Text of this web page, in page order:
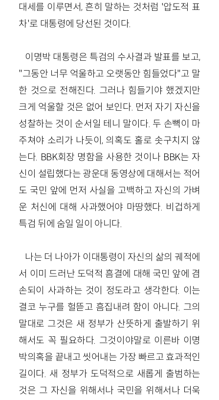
대세를 이루면서, 흔히 말하는 것처럼 '압도적 표
차'로 대통령에 당선된 것이다.
이명박 대통령은 특검의 수사결과 발표를 보고,
"그동안 너무 억울하고 오랫동안 힘들었다"고 말
한 것으로 전해진다. 그러나 힘들기야 했겠지만
크게 억울할 것은 없어 보인다. 먼저 자기 자신을
성찰하는 것이 순서일 테니 말이다. 두 손뼉이 마
주쳐야 소리가 나듯이, 의혹도 홀로 솟구치지 않
는다. BBK회장 명함을 사용한 것이나 BBK는 자
신이 설립했다는 광운대 동영상에 대해서는 적어
도 국민 앞에 먼저 사실을 고백하고 자신의 가벼
운 처신에 대해 사과했어야 마땅했다. 비겁하게
특검 뒤에 숨일 일이 아니다.
나는 더 나아가 이대통령이 자신의 삶의 궤적에
서 이미 드러난 도덕적 흠결에 대해 국민 앞에 겸
손되이 사과하는 것이 정도라고 생각한다. 이는
결코 누구를 헐뜯고 흠집내려 함이 아니다. 그의
말대로 그것은 새 정부가 산뜻하게 출발하기 위
해서도 꼭 필요하다. 그것이야말로 이른바 이명
박의혹을 끝내고 씻어내는 가장 빠르고 효과적인
길이다. 새 정부가 도덕적으로 새롭게 출범하는
것은 그 자신을 위해서나 국민을 위해서나 더욱